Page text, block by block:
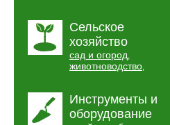
Сельское
хозяйство
сад и огород,
животноводство,
Инструменты и
оборудование